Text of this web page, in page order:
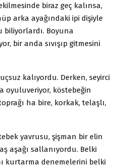
biraz geç kalınsa,
arka ayağındaki ipi dişiyle
biliyorlardı. Boyuna
bir anda sıvışıp gitmesini
kalıyordu. Derken, seyirci
oyuluveriyor, köstebeğin
ha bire, korkak, telaşlı,
yavrusu, şişman bir elin
aşağı sallanıyordu. Belki
kurtarma denemelerini belki